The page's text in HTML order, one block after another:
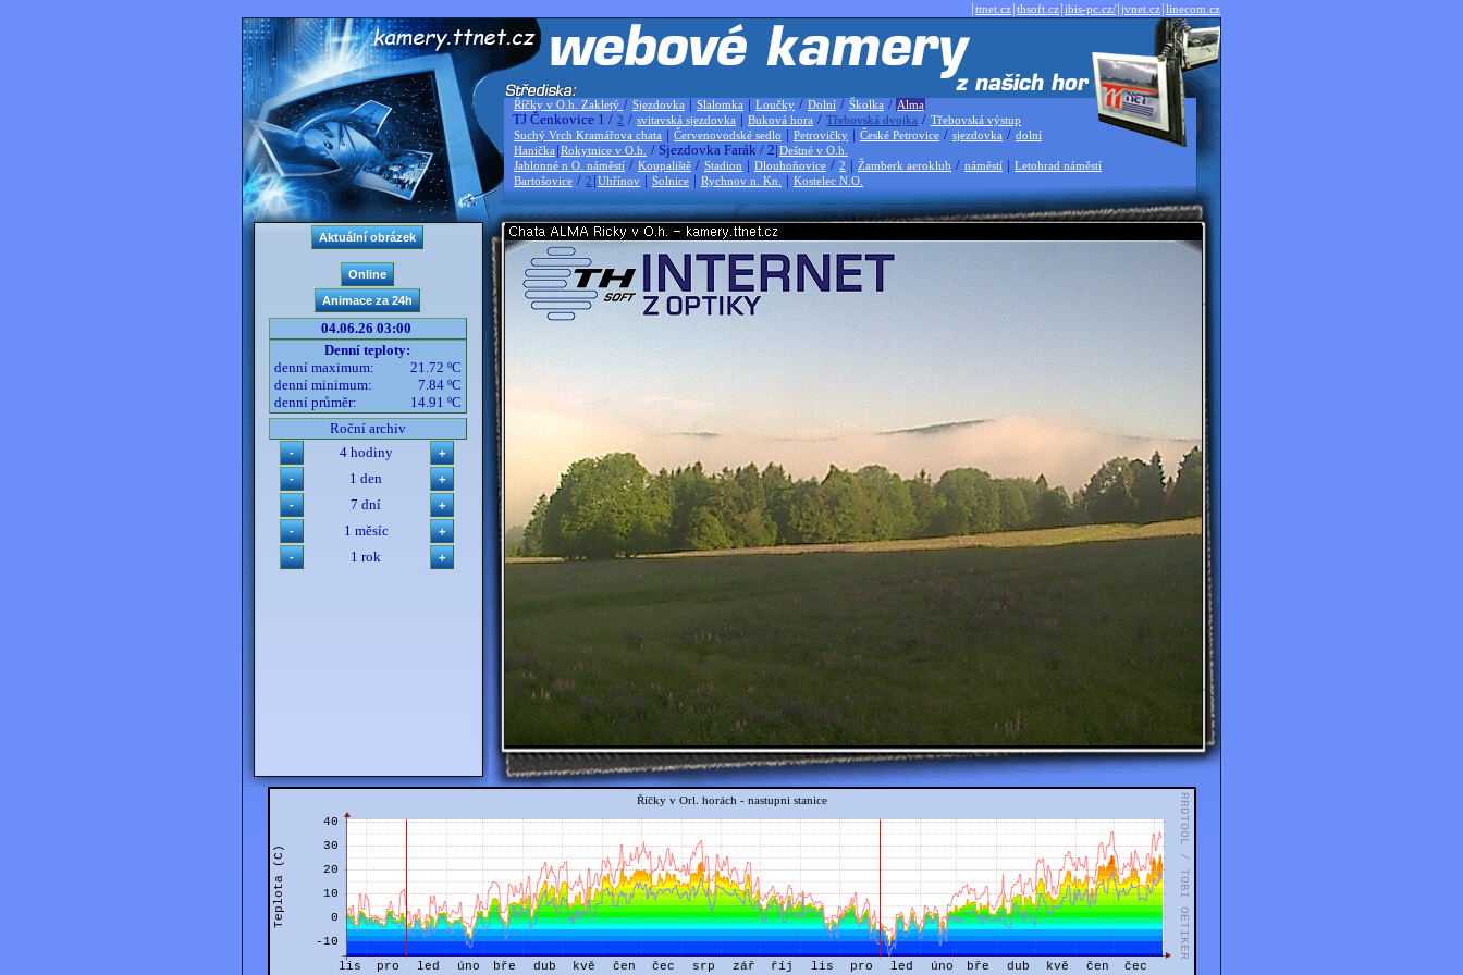
|ttnet.cz|thsoft.cz|ibis-pc.cz/|jvnet.cz|linecom.cz
Říčky v O.h. Zakletý / Sjezdovka | Slalomka | Loučky / Dolní / Školka / Alma
TJ Čenkovice 1 / 2 / svitavská sjezdovka | Buková hora / Třebovská dvojka / Třebovská výstup
Suchý Vrch Kramářova chata | Červenovodské sedlo | Petrovičky | České Petrovice / sjezdovka / dolní
Hanička |Rokytnice v O.h. / Sjezdovka Farák / 2|Deštné v O.h.
Jablonné n O. náměstí / Koupaliště / Stadion | Dlouhoňovice / 2 | Žamberk aeroklub / náměstí | Letohrad náměstí
Bartošovice / 2 |Uhřínov | Solnice | Rychnov n. Kn. | Kostelec N.O.
04.06.26 03:00
Denní teploty:
denní maximum:
21.72 ºC
denní minimum:
7.84 ºC
denní průměr:
14.91 ºC
Roční archiv
4 hodiny
1 den
7 dní
1 měsíc
1 rok